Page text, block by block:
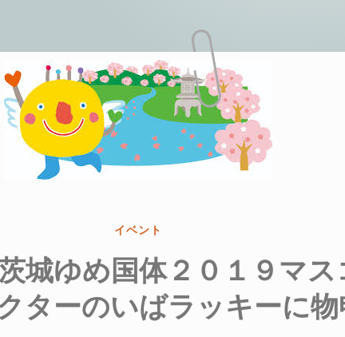
カ
ゴ
リ
ー:
イベント
城ゆめ国体２０１９マス
ターのいばラッキーに